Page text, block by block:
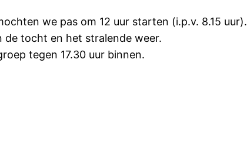
we pas om 12 uur starten (i.p.v. 8.15 uur).
de tocht en het stralende weer.
tegen 17.30 uur binnen.